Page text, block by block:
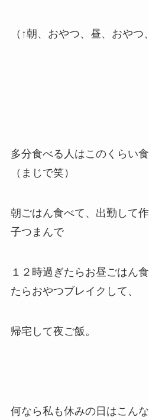
（↑朝、おやつ、昼、おやつ
多分食べる人はこのくらい
（まじで笑）
朝ごはん食べて、出勤して
子つまんで
１２時過ぎたらお昼ごはん
たらおやつブレイクして、
帰宅して夜ご飯。
何なら私も休みの日はこん